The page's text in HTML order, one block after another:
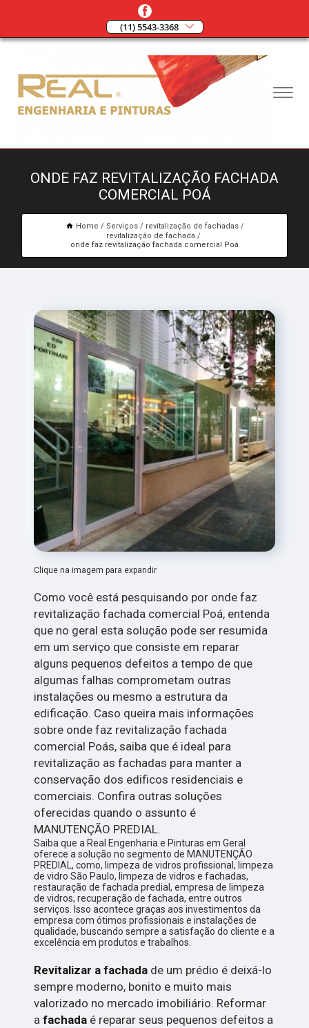
(11) 5543-3368
ONDE FAZ REVITALIZAÇÃO FACHADA
COMERCIAL POÁ
Home Serviços
revitalização de fachadas
revitalização de fachada
onde faz revitalização fachada comercial Poá
Clique na imagem para expandir
Como você está pesquisando por onde faz
revitalização fachada comercial Poá, entenda
que no geral esta solução pode ser resumida
em um serviço que consiste em reparar
alguns pequenos defeitos a tempo de que
algumas falhas comprometam outras
instalações ou mesmo a estrutura da
edificação. Caso queira mais informações
sobre onde faz revitalização fachada
comercial Poás, saiba que é ideal para
revitalização as fachadas para manter a
conservação dos edificos residenciais e
comerciais. Confira outras soluções
oferecidas quando o assunto é
MANUTENÇÃO PREDIAL.
Saiba que a Real Engenharia e Pinturas em Geral
oferece a solução no segmento de MANUTENÇÃO
PREDIAL, como, limpeza de vidros profissional, limpeza
de vidro São Paulo, limpeza de vidros e fachadas,
restauração de fachada predial, empresa de limpeza
de vidros, recuperação de fachada, entre outros
serviços. Isso acontece graças aos investimentos da
empresa com ótimos profissionais e instalações de
qualidade, buscando sempre a satisfação do cliente e a
excelência em produtos e trabalhos.
Revitalizar a fachada de um prédio é deixá-lo
sempre moderno, bonito e muito mais
valorizado no mercado imobiliário. Reformar
afachada é reparar seus pequenos defeitos a